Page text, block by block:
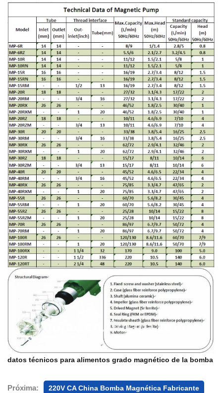
datos técnicos para alimentos grado magnético de la bomba
Próxima: 220V CA China Bomba Magnética Fabricante